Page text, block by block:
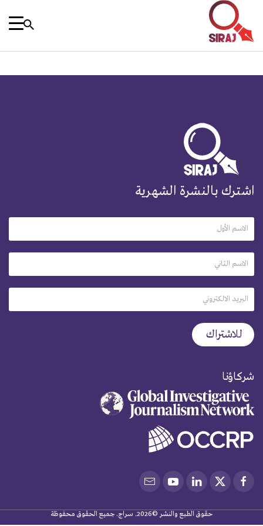
اشترك بالنشرة الشهرية
شركاؤنا
حقوق الطبع والنشر ©2026. سراج. جميع الحقوق محفوظة